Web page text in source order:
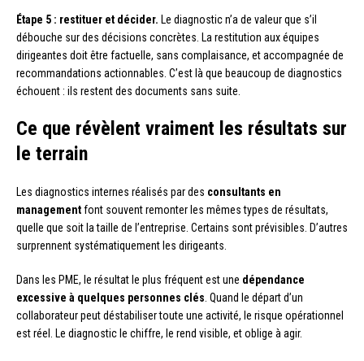
Étape 5 : restituer et décider. Le diagnostic n’a de valeur que s’il
débouche sur des décisions concrètes. La restitution aux équipes
dirigeantes doit être factuelle, sans complaisance, et accompagnée de
recommandations actionnables. C’est là que beaucoup de diagnostics
échouent : ils restent des documents sans suite.
Ce que révèlent vraiment les résultats sur
le terrain
Les diagnostics internes réalisés par des consultants en
managementfont souvent remonter les mêmes types de résultats,
quelle que soit la taille de l’entreprise. Certains sont prévisibles. D’autres
surprennent systématiquement les dirigeants.
Dans les PME, le résultat le plus fréquent est une dépendance
excessive à quelques personnes clés . Quand le départ d’un
collaborateur peut déstabiliser toute une activité, le risque opérationnel
est réel. Le diagnostic le chiffre, le rend visible, et oblige à agir.